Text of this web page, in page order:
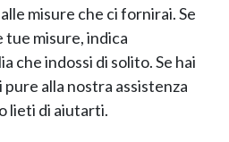
misure che ci fornirai. Se
misure, indica
che indossi di solito. Se hai
alla nostra assistenza
lieti di aiutarti.